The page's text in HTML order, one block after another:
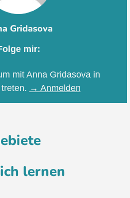
Gridasova
mir:
mit Anna Gridasova in
→ Anmelden
lernen